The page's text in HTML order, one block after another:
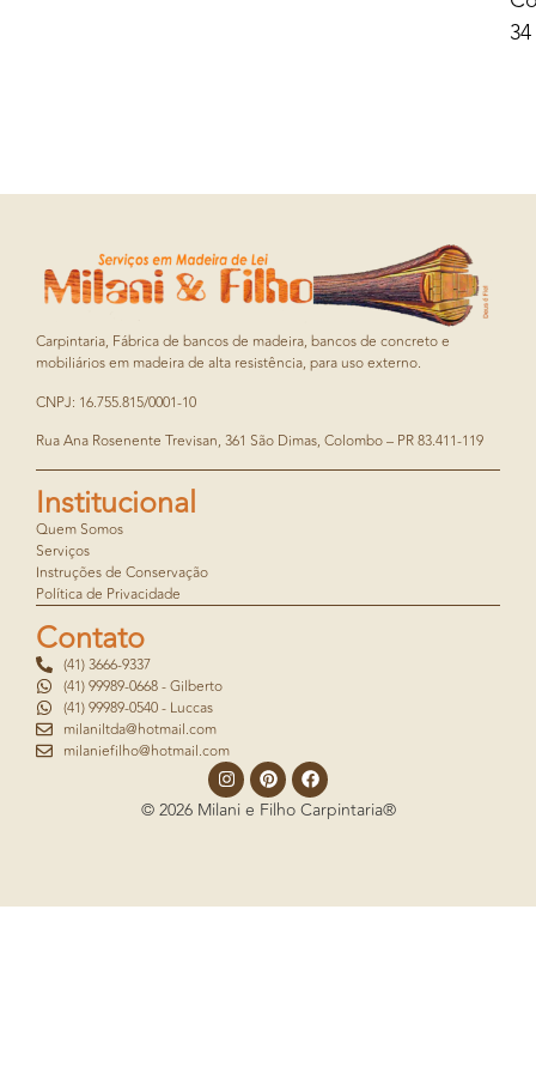
34
Carpintaria, Fábrica de bancos de madeira, bancos de concreto e
mobiliários em madeira de alta resistência, para uso externo.
CNPJ: 16.755.815/0001-10
Rua Ana Rosenente Trevisan, 361 São Dimas, Colombo – PR 83.411-119
Institucional
Quem Somos
Serviços
Instruções de Conservação
Política de Privacidade
Contato
(41) 3666-9337
(41) 99989-0668 - Gilberto
(41) 99989-0540 - Luccas
milaniltda@hotmail.com
milaniefilho@hotmail.com
© 2026 Milani e Filho Carpintaria®